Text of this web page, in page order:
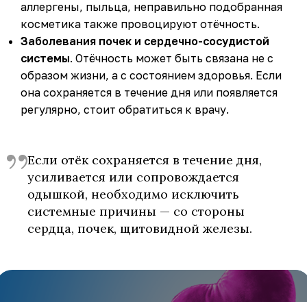
аллергены, пыльца, неправильно подобранная
косметика также провоцируют отёчность.
Заболевания почек и сердечно-сосудистой
системы. Отёчность может быть связана не с
образом жизни, а с состоянием здоровья. Если
она сохраняется в течение дня или появляется
регулярно, стоит обратиться к врачу.
Если отёк сохраняется в течение дня,
усиливается или сопровождается
одышкой, необходимо исключить
системные причины — со стороны
сердца, почек, щитовидной железы.